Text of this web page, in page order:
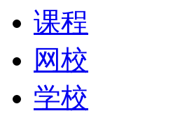
课程
网校
学校